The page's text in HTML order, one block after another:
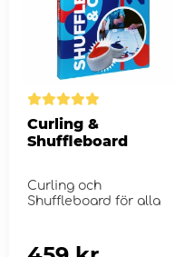
Curling &
Shuffleboard
Curling och
Shuffleboard för alla